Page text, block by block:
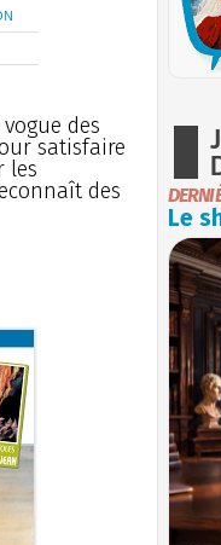
des
satisfaire
les
des
Le